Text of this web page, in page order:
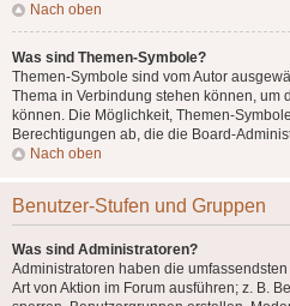
Nach oben
Was sind Themen-Symbole?
Themen-Symbole sind vom Autor
Thema in Verbindung stehen können, um
können. Die Möglichkeit, Themen-
Berechtigungen ab, die die Board-
Nach oben
Benutzer-Stufen und Gruppen
Was sind Administratoren?
Administratoren haben die
Art von Aktion im Forum ausführen; z. B.